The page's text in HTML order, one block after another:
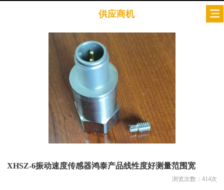
供应商机
XHSZ-6振动速度传感器鸿泰产品线性度好测量范围宽
浏览次数： 414次